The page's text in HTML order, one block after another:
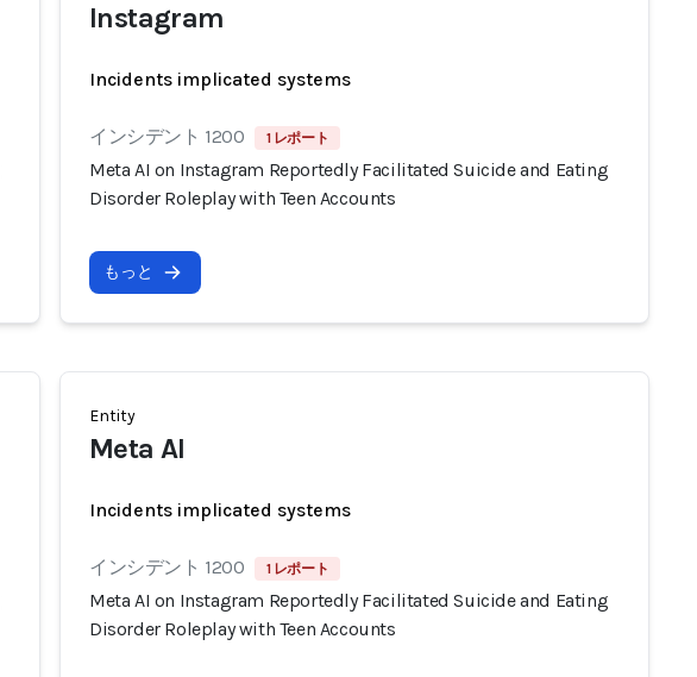
Instagram
Incidents implicated systems
インシデント 1200 1 レポート
Meta AI on Instagram Reportedly Facilitated Suicide and Eating
Disorder Roleplay with Teen Accounts
もっと
Entity
Meta AI
Incidents implicated systems
インシデント 1200 1 レポート
Meta AI on Instagram Reportedly Facilitated Suicide and Eating
Disorder Roleplay with Teen Accounts